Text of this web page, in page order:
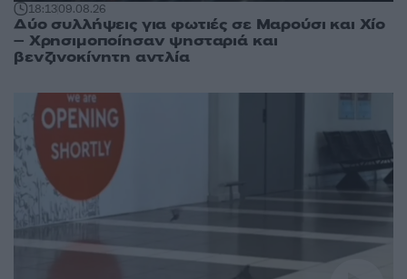
18:1309.08.26
Δύο συλλήψεις για φωτιές σε Μαρούσι και Χίο
– Χρησιμοποίησαν ψησταριά και
βενζινοκίνητη αντλία